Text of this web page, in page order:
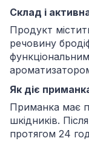
Склад і
Продукт
речовину
Як діє
Приманка має
шкідників.
протягом 24